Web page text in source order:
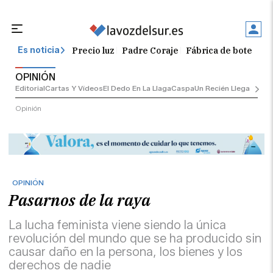
Es noticia Precio luz Padre Coraje Fábrica de botellas
OPINIÓN
EditorialCartas Y VídeosEl Dedo En La LlagaCaspaUn Recién Llegado
Opinión
OPINIÓN
Pasarnos de la raya
La lucha feminista viene siendo la única
revolución del mundo que se ha producido sin
causar daño en la persona, los bienes y los
derechos de nadie